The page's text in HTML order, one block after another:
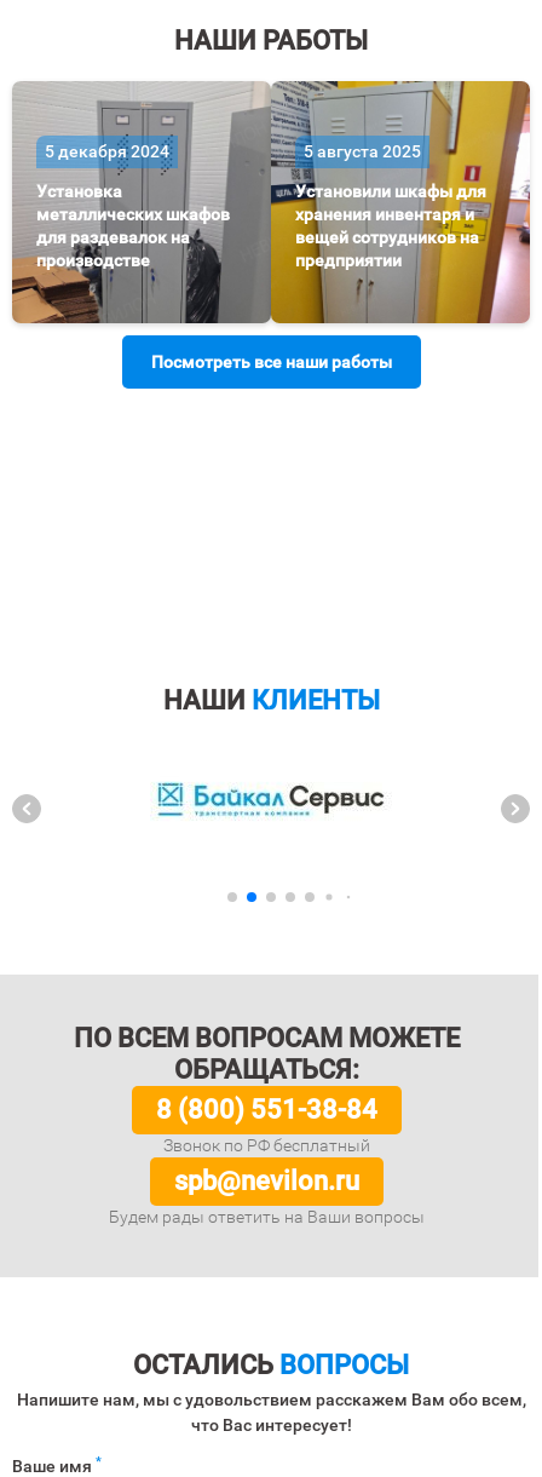
НАШИ РАБОТЫ
5 декабря 2024
Установка
металлических шкафов
для раздевалок на
производстве
5 августа 2025
Установили шкафы для
хранения инвентаря и
вещей сотрудников на
предприятии
Посмотреть все наши работы
НАШИ КЛИЕНТЫ
ПО ВСЕМ ВОПРОСАМ МОЖЕТЕ
ОБРАЩАТЬСЯ:
8 (800) 551-38-84
Звонок по РФ бесплатный
spb@nevilon.ru
Будем рады ответить на Ваши вопросы
ОСТАЛИСЬ ВОПРОСЫ
Напишите нам, мы с удовольствием расскажем Вам обо всем,
что Вас интересует!
Ваше имя *